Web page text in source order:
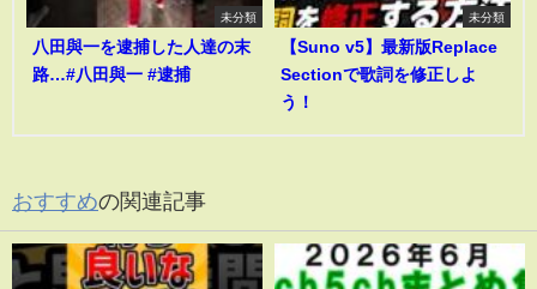
未分類
八田與一を逮捕した人達の末
路…#八田與一 #逮捕
未分類
【Suno v5】最新版Replace
Sectionで歌詞を修正しよ
う！
おすすめの関連記事